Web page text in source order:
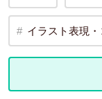
イラスト表現・